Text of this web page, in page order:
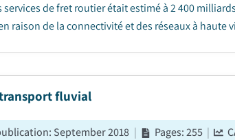
services de fret routier était estimé à 2 400
raison de la connectivité et des réseaux à haute
fluvial
: September 2018 | Pages:255 |